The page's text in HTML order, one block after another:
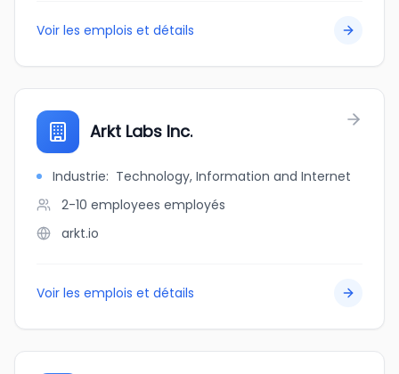
Voir les emplois et détails
Arkt Labs Inc.
Industrie: Technology, Information and Internet
2-10 employees employés
arkt.io
Voir les emplois et détails